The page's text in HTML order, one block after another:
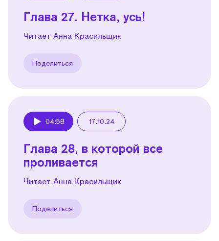
Глава 27. Нетка, усь!
Читает Анна Красильщик
Поделиться
04:58 17.10.24
Глава 28, в которой все
проливается
Читает Анна Красильщик
Поделиться